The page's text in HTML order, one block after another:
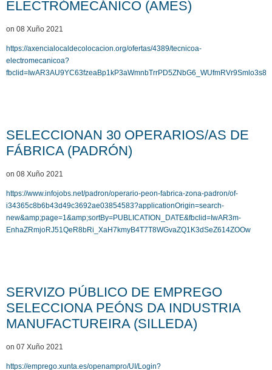
ELECTRÓMECÁNICO (AMES)
on 08 Xuño 2021
https://axencialocaldecolocacion.org/ofertas/4389/tecnicoa-
electromecanicoa?
SELECCIONAN 30 OPERARIOS/AS DE
FÁBRICA (PADRÓN)
on 08 Xuño 2021
https://www.infojobs.net/padron/operario-peon-fabrica-zona-padron/of-
i34365c8b6b43d49c3692ae03854583?applicationOrigin=search-
new&amp;page=1&amp;sortBy=PUBLICATION_DATE&fbclid=IwAR3m-
EnhaZRmjoRJ51QeR8bRi_XaH7kmyB4T7T8WGvaZQ1K3dSeZ614ZOOw
SERVIZO PÚBLICO DE EMPREGO
SELECCIONA PEÓNS DA INDUSTRIA
MANUFACTUREIRA (SILLEDA)
on 07 Xuño 2021
https://emprego.xunta.es/openampro/UI/Login?